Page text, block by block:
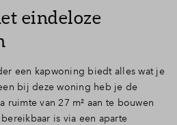
eindeloze
een kapwoning biedt alles wat je
bij deze woning heb je de
van 27 m² aan te bouwen
is via een aparte